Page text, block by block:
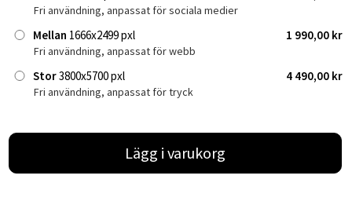
Fri användning, anpassat för sociala medier
Mellan 1666x2499 pxl 1 990,00 kr
Fri användning, anpassat för webb
Stor3800x5700 pxl 4 490,00 kr
Fri användning, anpassat för tryck
Lägg i varukorg